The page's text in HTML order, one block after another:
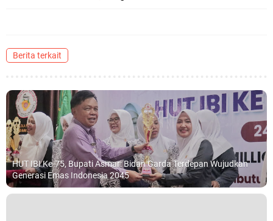
Berita terkait
HUT IBI Ke-75, Bupati Asmar: Bidan Garda Terdepan Wujudkan
Generasi Emas Indonesia 2045